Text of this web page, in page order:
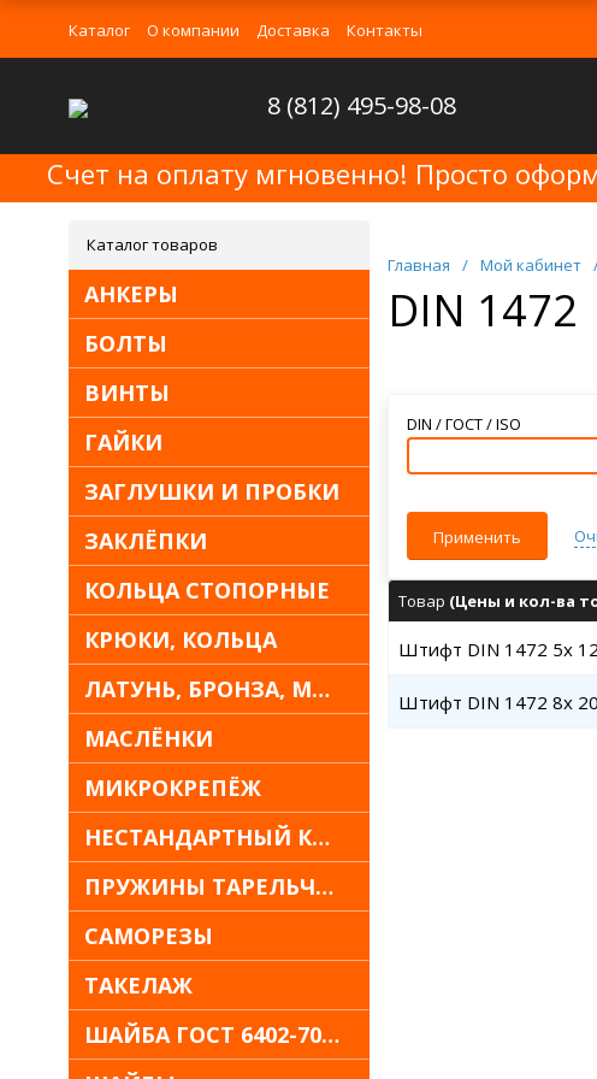
Каталог О компании Доставка Контакты
8 (812) 495-98-08
Счет на оплату мгновенно! Просто
Каталог товаров
АНКЕРЫ
БОЛТЫ
ВИНТЫ
ГАЙКИ
ЗАГЛУШКИ И ПРОБКИ
ЗАКЛЁПКИ
КОЛЬЦА СТОПОРНЫЕ
КРЮКИ, КОЛЬЦА
ЛАТУНЬ, БРОНЗА, МЕДЬ
МАСЛЁНКИ
МИКРОКРЕПЁЖ
НЕСТАНДАРТНЫЙ КРЕПЁЖ
ПРУЖИНЫ ТАРЕЛЬЧАТЫЕ
САМОРЕЗЫ
ТАКЕЛАЖ
ШАЙБА ГОСТ 6402-70 30Х13
Главная / Мой кабинет
DIN 1472
DIN / ГОСТ / ISO
Применить
Товар (Цены и кол-ва
Штифт DIN 1472 5x
Штифт DIN 1472 8x